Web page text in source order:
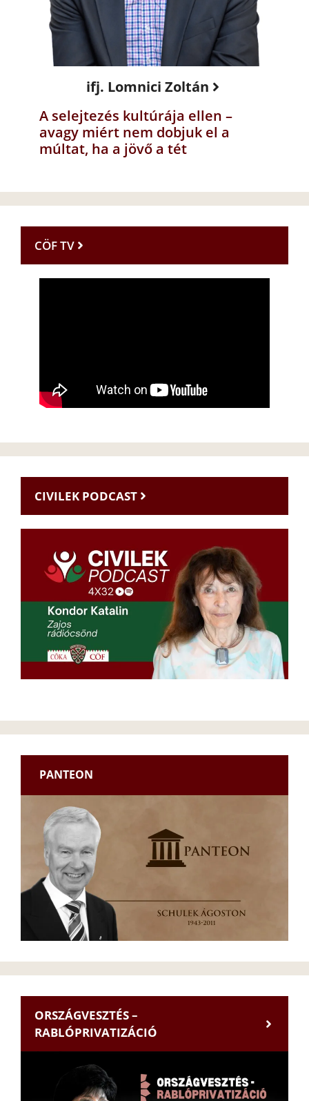
ifj. Lomnici Zoltán
A selejtezés kultúrája ellen –
avagy miért nem dobjuk el a
múltat, ha a jövő a tét
CÖF TV
CIVILEK PODCAST
PANTEON
ORSZÁGVESZTÉS –
RABLÓPRIVATIZÁCIÓ